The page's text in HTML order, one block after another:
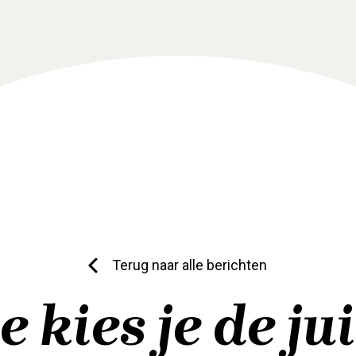
Terug naar alle berichten
kies je de